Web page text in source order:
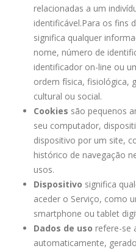
relacionadas a um
identificável.Para os fins
significa qualquer
nome, número de
identificador on-line ou
ordem física, fisiológica,
cultural ou social.
Cookies são pequenos
seu computador,
dispositivo por um site,
histórico de navegação
usos.
Dispositivo significa
aceder o Serviço, como
smartphone ou tablet
Dados de uso refere-se
automaticamente,